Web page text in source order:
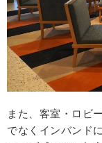
また、客室・ロビ
でなくインバンド